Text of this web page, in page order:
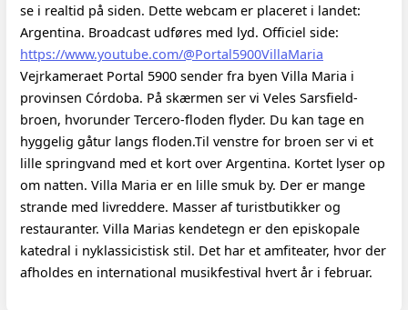
se i realtid på siden. Dette webcam er placeret i landet:
Argentina. Broadcast udføres med lyd. Officiel side:
https://www.youtube.com/@Portal5900VillaMaria
Vejrkameraet Portal 5900 sender fra byen Villa Maria i
provinsen Córdoba. På skærmen ser vi Veles Sarsfield-
broen, hvorunder Tercero-floden flyder. Du kan tage en
hyggelig gåtur langs floden.Til venstre for broen ser vi et
lille springvand med et kort over Argentina. Kortet lyser op
om natten. Villa Maria er en lille smuk by. Der er mange
strande med livreddere. Masser af turistbutikker og
restauranter. Villa Marias kendetegn er den episkopale
katedral i nyklassicistisk stil. Det har et amfiteater, hvor der
afholdes en international musikfestival hvert år i februar.